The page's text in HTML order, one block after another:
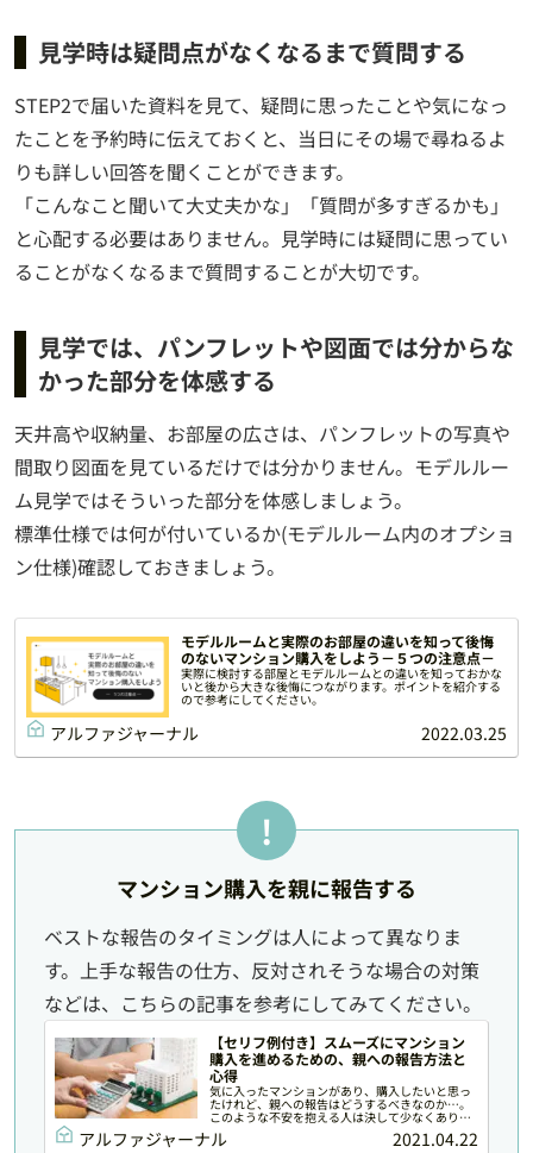
見学時は疑問点がなくなるまで質問する
STEP2で届いた資料を見て、疑問に思ったことや気になっ
たことを予約時に伝えておくと、当日にその場で尋ねるよ
りも詳しい回答を聞くことができます。
「こんなこと聞いて大丈夫かな」「質問が多すぎるかも」
と心配する必要はありません。見学時には疑問に思ってい
ることがなくなるまで質問することが大切です。
見学では、パンフレットや図面では分からな
かった部分を体感する
天井高や収納量、お部屋の広さは、パンフレットの写真や
間取り図面を見ているだけでは分かりません。モデルルー
ム見学ではそういった部分を体感しましょう。
標準仕様では何が付いているか(モデルルーム内のオプショ
ン仕様)確認しておきましょう。
モデルルームと実際のお部屋の違いを知って後悔
のないマンション購入をしよう－５つの注意点－
実際に検討する部屋とモデルルームとの違いを知っておかな
いと後から大きな後悔につながります。ポイントを紹介する
ので参考にしてください。
アルファジャーナル 2022.03.25
マンション購入を親に報告する
ベストな報告のタイミングは人によって異なりま
す。上手な報告の仕方、反対されそうな場合の対策
などは、こちらの記事を参考にしてみてください。
【セリフ例付き】スムーズにマンション
購入を進めるための、親への報告方法と
心得
気に入ったマンションがあり、購入したいと思っ
たけれど、親への報告はどうするべきなのか…。
このような不安を抱える人は決して少なくありま
せん。今回は、筆者がこれまでお話してきたお客
様の事例から、親へマンション購入を報告する方
アルファジャーナル 2021.04.22